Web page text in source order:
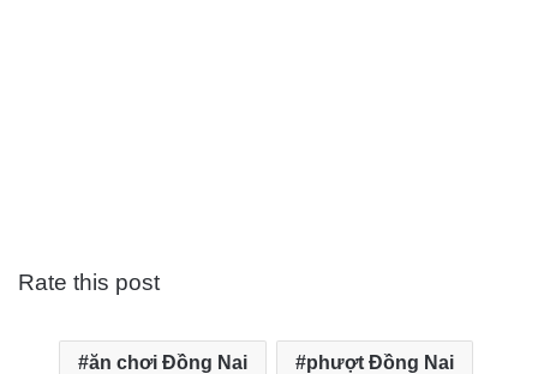
Rate this post
ăn chơi Đồng Nai phượt Đồng Nai